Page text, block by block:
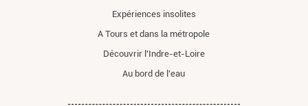
Expériences insolites
A Tours et dans la métropole
Découvrir l'Indre-et-Loire
Au bord de l'eau